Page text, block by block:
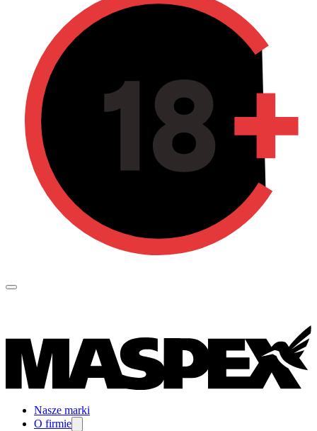
Nasze marki
O firmie